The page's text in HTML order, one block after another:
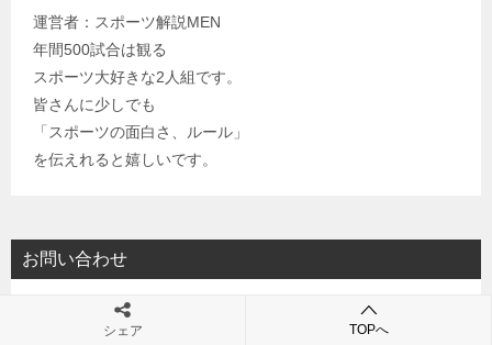
運営者：スポーツ解説MEN
年間500試合は観る
スポーツ大好きな2人組です。
皆さんに少しでも
「スポーツの面白さ、ルール」
を伝えれると嬉しいです。
お問い合わせ
お問い合わせ
シェア TOPへ